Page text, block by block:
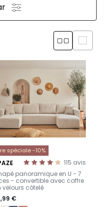
spéciale -10%
115 avis
panoramique en U - 7
- convertible avec coffre
velours côtelé
€